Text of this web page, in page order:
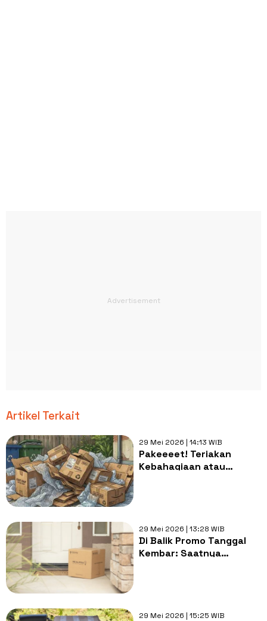
Artikel Terkait
29 Mei 2026 | 14:13 WIB
Pakeeeet! Teriakan
Kebahagiaan atau
29 Mei 2026 | 13:28 WIB
Di Balik Promo Tanggal
Kembar: Saatnya
29 Mei 2026 | 15:25 WIB